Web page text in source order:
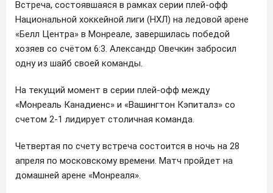
Встреча, состоявшаяся в рамках серии плей-офф
Национальной хоккейной лиги (НХЛ) на ледовой арене
«Белл Центра» в Монреале, завершилась победой
хозяев со счётом 6:3. Александр Овечкин забросил
одну из шайб своей команды.
На текущий момент в серии плей-офф между
«Монреаль Канадиенс» и «Вашингтон Кэпиталз» со
счетом 2-1 лидирует столичная команда.
Четвертая по счету встреча состоится в ночь на 28
апреля по московскому времени. Матч пройдет на
домашней арене «Монреаля».